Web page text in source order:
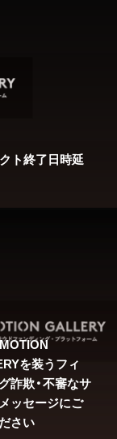
ト終了日時延
MOTION
を装うフィ
詐欺・不審なサ
ッセージにご
さい